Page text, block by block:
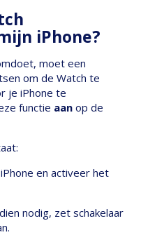
iPhone?
moet een
om de Watch te
je iPhone te
functie aan op de
en activeer het
nodig, zet schakelaar